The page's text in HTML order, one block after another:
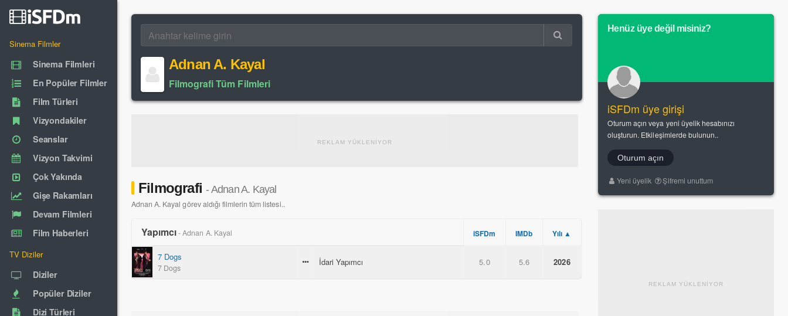
Sinema Filmler
Sinema Filmleri
En Popüler Filmler
Film Türleri
Vizyondakiler
Seanslar
Vizyon Takvimi
Çok Yakında
Gişe Rakamları
Devam Filmleri
Film Haberleri
TV Diziler
Diziler
Popüler Diziler
Dizi Türleri
Adnan A. Kayal
Filmografi Tüm Filmleri
REKLAM YÜKLENİYOR
Filmografi- Adnan A. Kayal
Adnan A. Kayal görev aldığı filmlerin tüm listesi..
Yapımcı- Adnan A. Kayal iSFDm IMDb Yılı ▲
7 Dogs
7 Dogs
İdari Yapımcı 5.0 5.6 2026
Henüz üye değil misiniz?
iSFDm üye girişi
Oturum açın veya yeni üyelik hesabınızı
oluşturun. Etkileşimlerde bulunun..
Oturum açın
Yeni üyelik Şifremi unuttum
REKLAM YÜKLENİYOR